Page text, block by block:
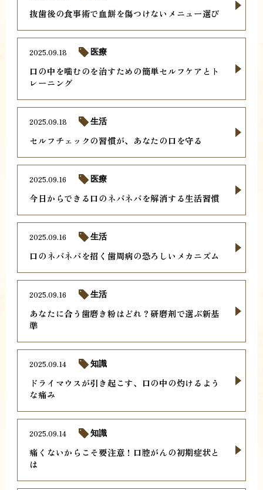
抜歯後の食事術で血餅を傷つけないメニュー選び
口の中を噛むのを治すための簡単セルフケアとト
レーニング
2025.09.18 医療
セルフチェックの習慣が、あなたの口を守る
2025.09.18 生活
今日からできる口のネバネバを解消する生活習慣
2025.09.16 医療
口のネバネバを招く歯周病の恐ろしいメカニズム
2025.09.16 生活
あなたに合う歯磨き粉はどれ？研磨剤で選ぶ新基
準
2025.09.16 生活
ドライマウスが引き起こす、口の中の灼けるよう
な痛み
2025.09.14 知識
痛くないからこそ要注意！口腔がんの初期症状と
は
2025.09.14 知識